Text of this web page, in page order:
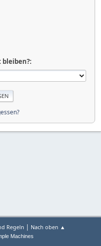
Regeln | Nach oben ▲
Machines